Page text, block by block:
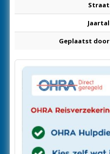
Straat
Jaartal
Geplaatst door